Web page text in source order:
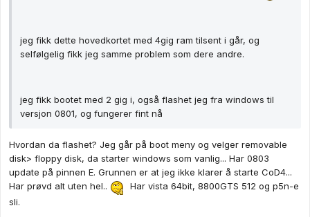
jeg fikk dette hovedkortet med 4gig ram tilsent i går, og
selfølgelig fikk jeg samme problem som dere andre.
jeg fikk bootet med 2 gig i, også flashet jeg fra windows til
versjon 0801, og fungerer fint nå
Hvordan da flashet? Jeg går på boot meny og velger removable
disk> floppy disk, da starter windows som vanlig... Har 0803
update på pinnen E. Grunnen er at jeg ikke klarer å starte CoD4...
Har prøvd alt uten hel..
Har vista 64bit, 8800GTS 512 og p5n-e
sli.